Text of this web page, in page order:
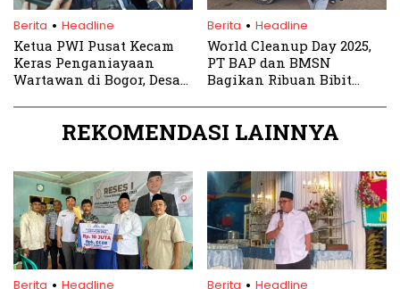
Berita . Headline
Ketua PWI Pusat Kecam
Keras Penganiayaan
Wartawan di Bogor, Desak
Berita . Headline
World Cleanup Day 2025,
PT BAP dan BMSN
Bagikan Ribuan Bibit
REKOMENDASI LAINNYA
Berita . Headline Berita . Headline